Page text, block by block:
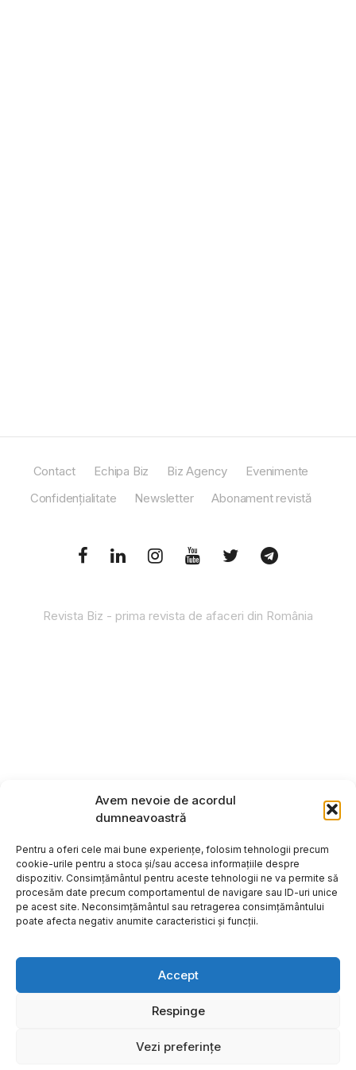
Avem nevoie de acordul
dumneavoastră
Pentru a oferi cele mai bune experiențe, folosim tehnologii precum
cookie-urile pentru a stoca și/sau accesa informațiile despre
dispozitiv. Consimțământul pentru aceste tehnologii ne va permite să
procesăm date precum comportamentul de navigare sau ID-uri unice
pe acest site. Neconsimțământul sau retragerea consimțământului
poate afecta negativ anumite caracteristici și funcții.
Accept
Respinge
Vezi preferințe
Contact Echipa Biz Biz Agency
Evenimente
Confidențialitate
Newsletter Abonament revistă
Revista Biz - prima revista de afaceri din România
Copyright ©2026